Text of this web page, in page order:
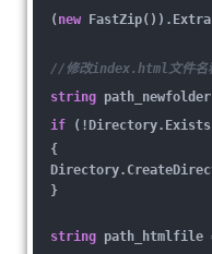
( new
//修改index.html文件名
string
if
{
}
string path_htmlfile